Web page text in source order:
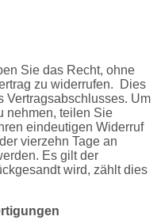
Sie das Recht, ohne
zu widerrufen.
Dies
Vertragsabschlusses. Um
nehmen, teilen Sie
eindeutigen Widerruf
vierzehn Tage an
Es gilt der
wird, zählt dies